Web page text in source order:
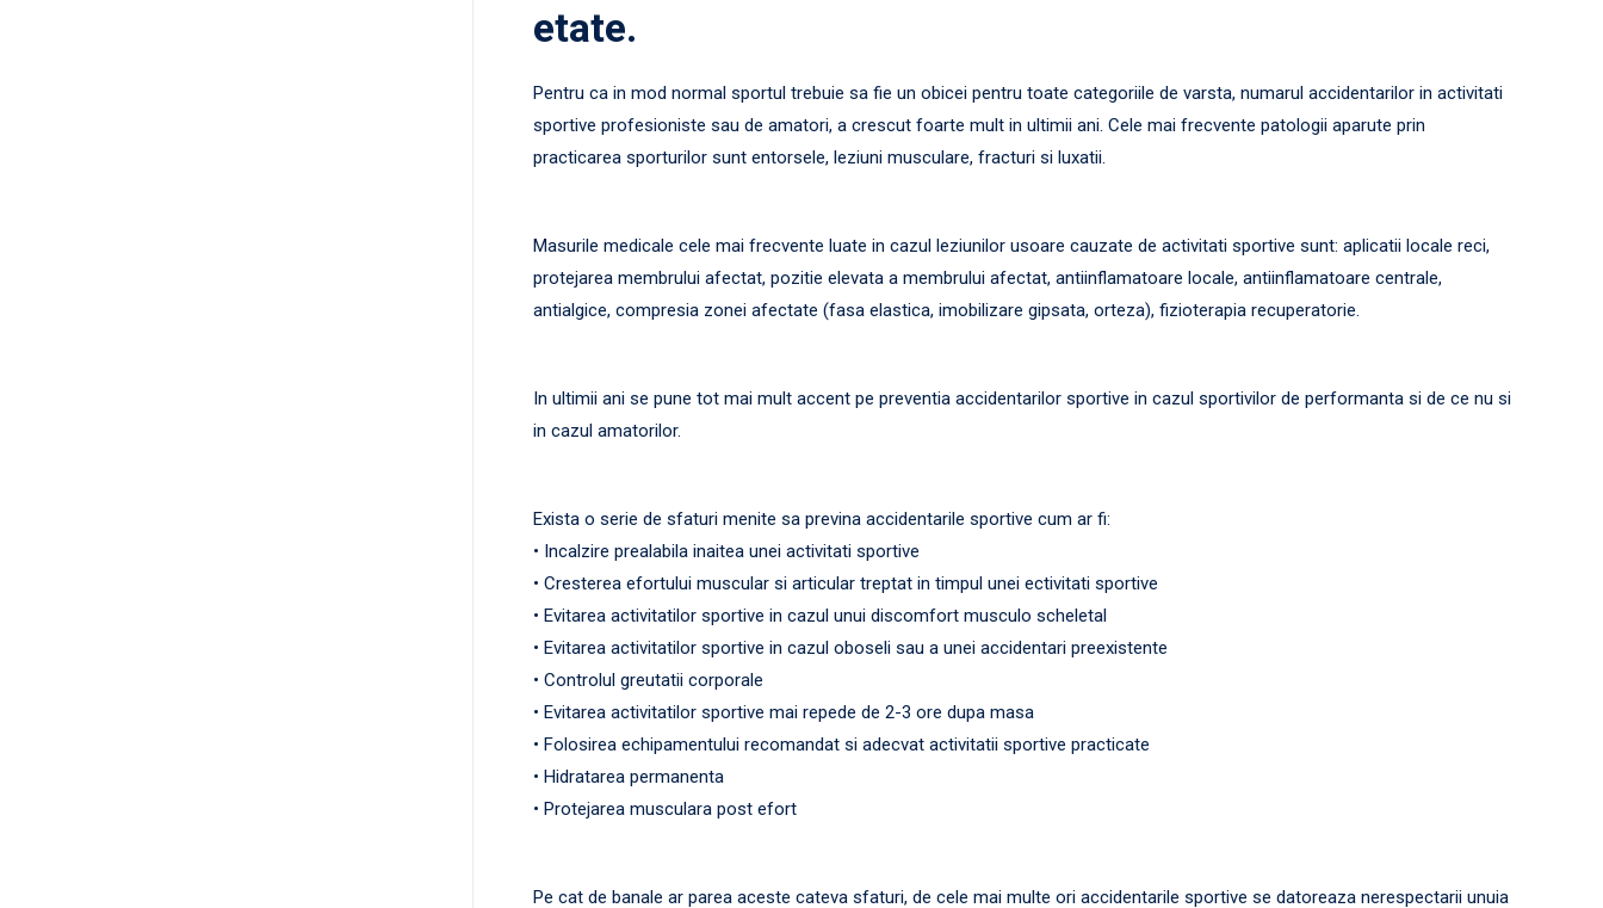
etate.
Pentru ca in mod normal sportul trebuie sa fie un obicei pentru toate categoriile de varsta, numarul accidentarilor in activitati
sportive profesioniste sau de amatori, a crescut foarte mult in ultimii ani. Cele mai frecvente patologii aparute prin
practicarea sporturilor sunt entorsele, leziuni musculare, fracturi si luxatii.
Masurile medicale cele mai frecvente luate in cazul leziunilor usoare cauzate de activitati sportive sunt: aplicatii locale reci,
protejarea membrului afectat, pozitie elevata a membrului afectat, antiinflamatoare locale, antiinflamatoare centrale,
antialgice, compresia zonei afectate (fasa elastica, imobilizare gipsata, orteza), fizioterapia recuperatorie.
In ultimii ani se pune tot mai mult accent pe preventia accidentarilor sportive in cazul sportivilor de performanta si de ce nu si
in cazul amatorilor.
Exista o serie de sfaturi menite sa previna accidentarile sportive cum ar fi:
• Incalzire prealabila inaitea unei activitati sportive
• Cresterea efortului muscular si articular treptat in timpul unei ectivitati sportive
• Evitarea activitatilor sportive in cazul unui discomfort musculo scheletal
• Evitarea activitatilor sportive in cazul oboseli sau a unei accidentari preexistente
• Controlul greutatii corporale
• Evitarea activitatilor sportive mai repede de 2-3 ore dupa masa
• Folosirea echipamentului recomandat si adecvat activitatii sportive practicate
• Hidratarea permanenta
• Protejarea musculara post efort
Pe cat de banale ar parea aceste cateva sfaturi, de cele mai multe ori accidentarile sportive se datoreaza nerespectarii unuia